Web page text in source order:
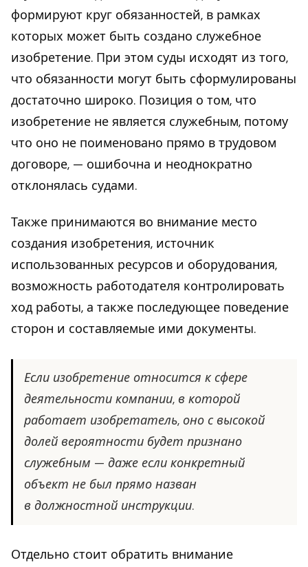
формируют круг обязанностей, в рамках
которых может быть создано служебное
изобретение. При этом суды исходят из того,
что обязанности могут быть сформулированы
достаточно широко. Позиция о том, что
изобретение не является служебным, потому
что оно не поименовано прямо в трудовом
договоре, — ошибочна и неоднократно
отклонялась судами.
Также принимаются во внимание место
создания изобретения, источник
использованных ресурсов и оборудования,
возможность работодателя контролировать
ход работы, а также последующее поведение
сторон и составляемые ими документы.
Если изобретение относится к сфере
деятельности компании, в которой
работает изобретатель, оно с высокой
долей вероятности будет признано
служебным — даже если конкретный
объект не был прямо назван
в должностной инструкции.
Отдельно стоит обратить внимание